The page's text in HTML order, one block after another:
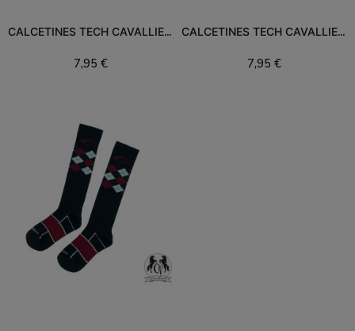
CALCETINES TECH CAVALLIERE
7,95 €
Añadir al carrito
CALCETINES TECH CAVALLIERE
7,95 €
Añadir al carrito